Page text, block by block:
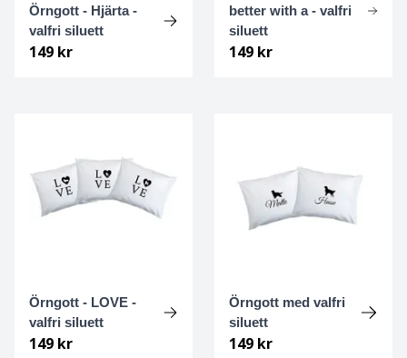
Örngott - Hjärta -
valfri siluett
149 kr
better with a - valfri
siluett
149 kr
Örngott - LOVE -
valfri siluett
149 kr
Örngott med valfri
siluett
149 kr
Finsk lapphund
Finsk spets
Foxterrier Strävhårig
Gammel dansk hönsehund
Golden retriever